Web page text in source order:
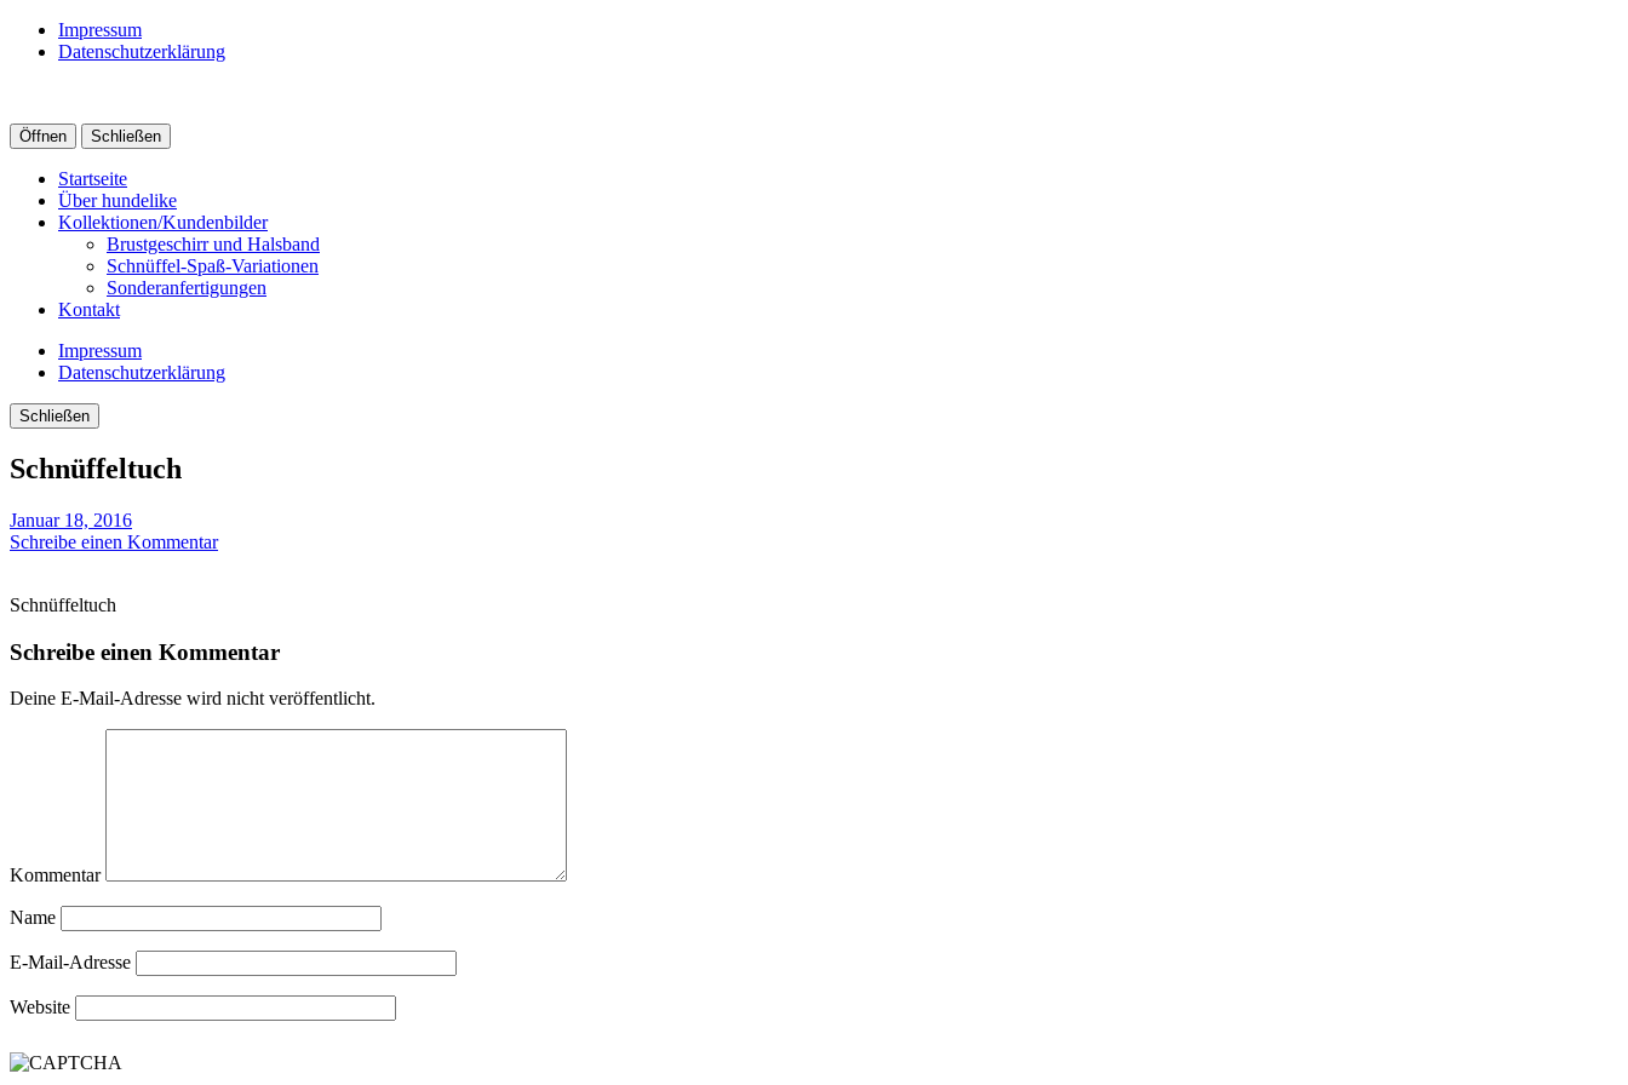
Impressum
Datenschutzerklärung
Öffnen Schließen
Startseite
Über hundelike
Kollektionen/Kundenbilder
Brustgeschirr und Halsband
Schnüffel-Spaß-Variationen
Sonderanfertigungen
Kontakt
Impressum
Datenschutzerklärung
Schließen
Schnüffeltuch
Januar 18, 2016
Schreibe einen Kommentar
Schnüffeltuch
Schreibe einen Kommentar
Deine E-Mail-Adresse wird nicht veröffentlicht.
Kommentar
Name
E-Mail-Adresse
Website